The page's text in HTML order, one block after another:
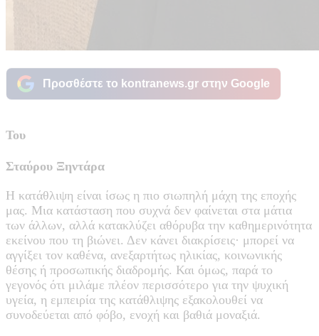
Προσθέστε το kontranews.gr στην Google
Του
Σταύρου Ξηντάρα
Η κατάθλιψη είναι ίσως η πιο σιωπηλή μάχη της εποχής
μας. Μια κατάσταση που συχνά δεν φαίνεται στα μάτια
των άλλων, αλλά κατακλύζει αθόρυβα την καθημερινότητα
εκείνου που τη βιώνει. Δεν κάνει διακρίσεις· μπορεί να
αγγίξει τον καθένα, ανεξαρτήτως ηλικίας, κοινωνικής
θέσης ή προσωπικής διαδρομής. Και όμως, παρά το
γεγονός ότι μιλάμε πλέον περισσότερο για την ψυχική
υγεία, η εμπειρία της κατάθλιψης εξακολουθεί να
συνοδεύεται από φόβο, ενοχή και βαθιά μοναξιά.